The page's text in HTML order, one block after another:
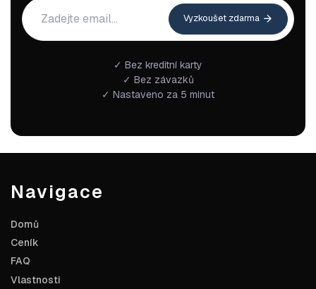
Vyzkoušet zdarma
✓ Bez kreditní karty
✓ Bez závazků
✓ Nastaveno za 5 minut
Navigace
Domů
Ceník
FAQ
Vlastnosti